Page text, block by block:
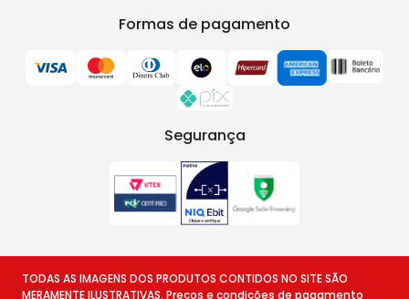
Formas de pagamento
Segurança
TODAS AS IMAGENS DOS PRODUTOS CONTIDOS NO SITE SÃO
MERAMENTE ILUSTRATIVAS. Preços e condições de pagamento